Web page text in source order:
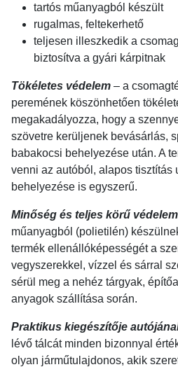
tartós műanyagból készült
rugalmas, feltekerhető
teljesen illeszkedik a
biztosítva a gyári kárpitnak
Tökéletes védelem – a
peremének köszönhetően
megakadályozza, hogy a
szövetre kerüljenek bevásárlás,
babakocsi behelyezése után. A
venni az autóból, alapos tisztítás
behelyezése is egyszerű.
Minőség és teljes körű védelem
műanyagból (polietilén)
termék ellenállóképességét a
vegyszerekkel, vízzel és sárral
sérül meg a nehéz tárgyak,
anyagok szállítása során.
Praktikus kiegészítője
lévő tálcát minden bizonnyal
olyan járműtulajdonos, akik